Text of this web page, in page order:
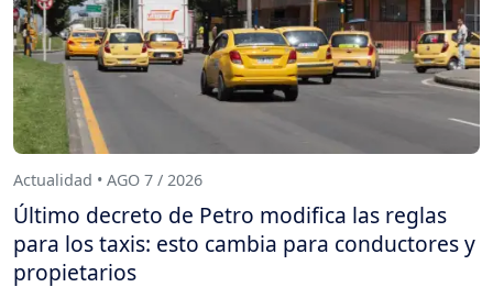
Actualidad • AGO 7 / 2026
Último decreto de Petro modifica las reglas
para los taxis: esto cambia para conductores y
propietarios